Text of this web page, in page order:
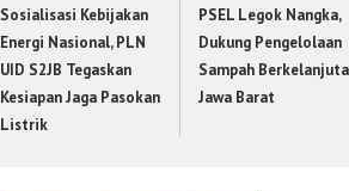
Sosialisasi Kebijakan
Energi Nasional, PLN
UID S2JB Tegaskan
Kesiapan Jaga Pasokan
Listrik
PSEL Legok Nangka,
Dukung Pengelolaan
Sampah
Jawa Barat